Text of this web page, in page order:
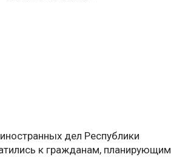
дел Республики
к гражданам, планирующим